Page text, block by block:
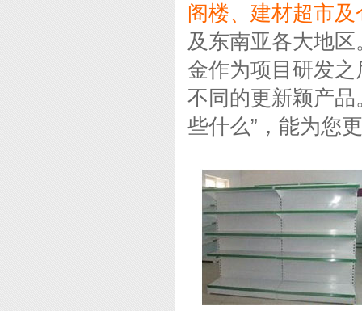
阁楼、建材超市
及东南亚各大地
金作为项目研发
不同的更新颖产
些什么”，能为您